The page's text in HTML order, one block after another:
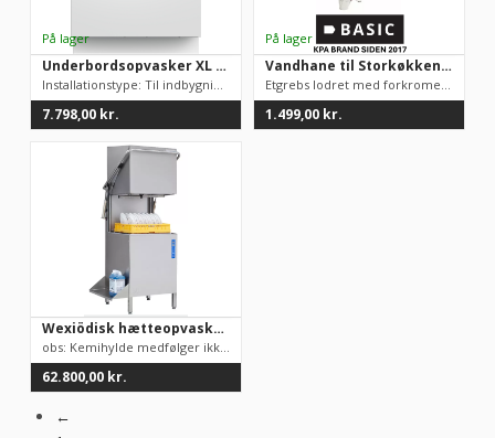
Underbordsopvasker XL 820 mm Professionel, DWCBI331.W – Asko fødevaregodkendt 80 grader skylletemperatur
7.798,00 kr.
Vandhane til Storkøkken BASIC armatur m/ spulearm ERAMINI produceret i EU.
1.499,00 kr.
Wexiödisk hætteopvasker – aut. hætteløft – WD6 50 kurve/time – 400V – 9,9 kW – 16 Amp. – 600x657x1430 mm
obs: Kemihylde medfølger ikkeAutomatisk hætteløftSpænding: 400...
62.800,00 kr.
←